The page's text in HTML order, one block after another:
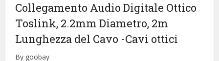
Collegamento Audio Digitale Ottico
Toslink, 2.2mm Diametro, 2m
Lunghezza del Cavo -Cavi ottici
By goobay